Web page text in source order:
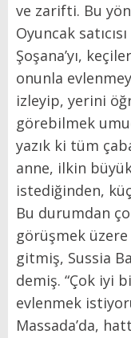
ve zarifti. Bu
Oyuncak
Şoşana’yı,
onunla
izleyip, yerini
görebilmek
yazık ki tüm
anne, ilkin
istediğinden,
Bu durumdan
görüşmek üzere
gitmiş, Sussia
demiş. “Çok iyi
evlenmek
Massada’da,